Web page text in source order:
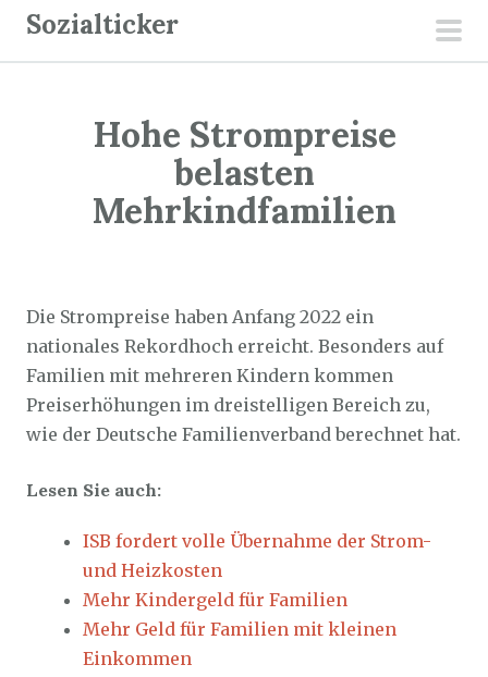
Sozialticker
Hohe Strompreise
belasten
Mehrkindfamilien
Die Strompreise haben Anfang 2022 ein
nationales Rekordhoch erreicht. Besonders auf
Familien mit mehreren Kindern kommen
Preiserhöhungen im dreistelligen Bereich zu,
wie der Deutsche Familienverband berechnet hat.
Lesen Sie auch:
ISB fordert volle Übernahme der Strom-
und Heizkosten
Mehr Kindergeld für Familien
Mehr Geld für Familien mit kleinen
Einkommen